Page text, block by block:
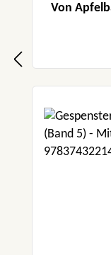
Von